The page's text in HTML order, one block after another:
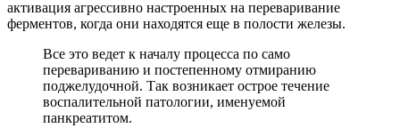
активация агрессивно настроенных на переваривание
ферментов, когда они находятся еще в полости железы.
Все это ведет к началу процесса по само
перевариванию и постепенному отмиранию
поджелудочной. Так возникает острое течение
воспалительной патологии, именуемой
панкреатитом.